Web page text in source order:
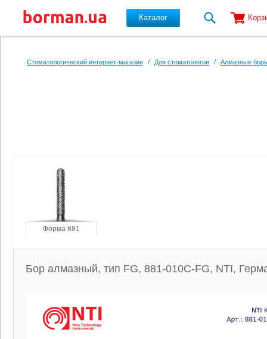
Каталог
Стоматологический интернет-магазин / Для стоматологов / Алмазные
Форма 881
Бор алмазный, тип FG, 881-010C-FG, NTI,